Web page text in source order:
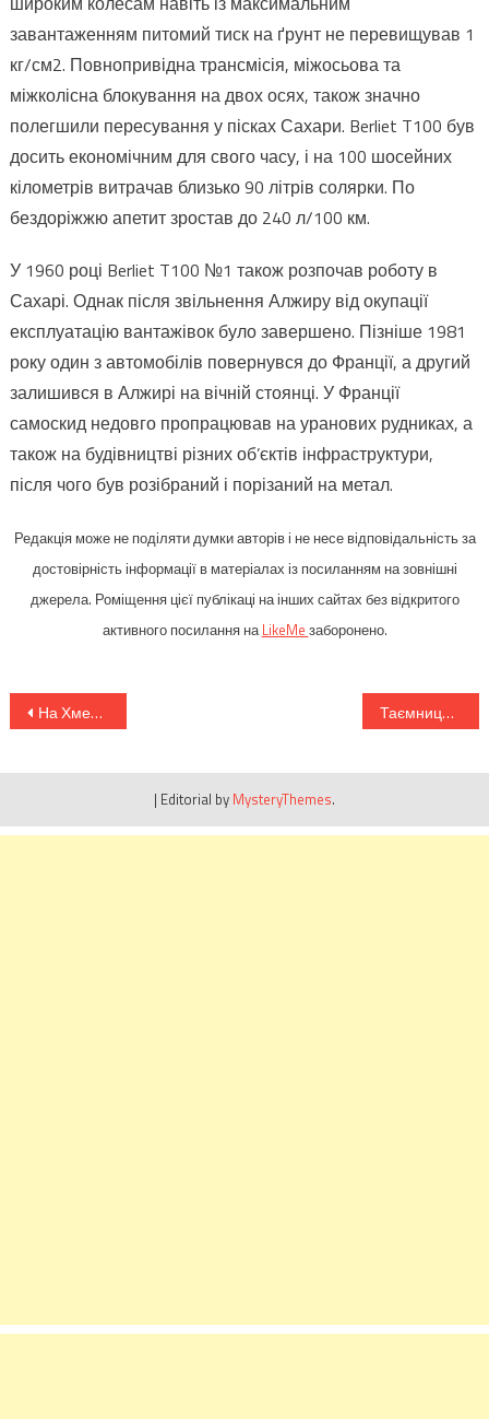
завантаженням питомий тиск на ґрунт не перевищував 1
кг/см2. Повнопривідна трансмісія, міжосьова та
міжколісна блокування на двох осях, також значно
полегшили пересування у пісках Сахари. Berliet T100 був
досить економічним для свого часу, і на 100 шосейних
кілометрів витрачав близько 90 літрів солярки. По
бездоріжжю апетит зростав до 240 л/100 км.
У 1960 році Berliet T100 №1 також розпочав роботу в
Сахарі. Однак після звільнення Алжиру від окупації
експлуатацію вантажівок було завершено. Пізніше 1981
року один з автомобілів повернувся до Франції, а другий
залишився в Алжирі на вічній стоянці. У Франції
самоскид недовго пропрацював на уранових рудниках, а
також на будівництві різних об’єктів інфраструктури,
після чого був розібраний і порізаний на метал.
Редакція може не поділяти думки авторів і не несе відповідальність за
достовірність інформації в матеріалах із посиланням на зовнішні
джерела. Роміщення цієї публікаці на інших сайтах без відкритого
активного посилання наLikeMe заборонено.
Навігація
На Хмельниччині археологи знайшли загадкову грамоту XII століття. Ведеться розшифрування. Таємниця драматичного зникнення двох кораблів експедиції Франкліна у 1845 році
| Editorial by MysteryThemes.